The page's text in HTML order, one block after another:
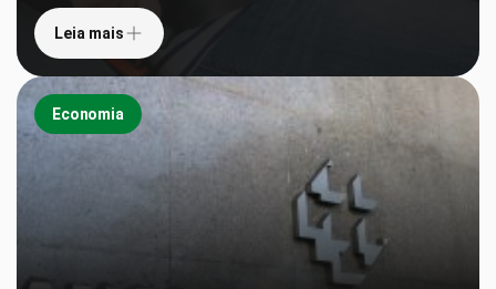
Leia mais
Economia